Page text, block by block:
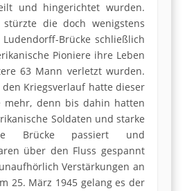
und hingerichtet wurden.
die doch wenigstens
Brücke schließlich
Pioniere ihre Leben
63 Mann verletzt wurden.
Kriegsverlauf hatte dieser
mehr, denn bis dahin hatten
Soldaten und starke
Brücke passiert und
über den Fluss gespannt
Verstärkungen an
25. März 1945 gelang es der